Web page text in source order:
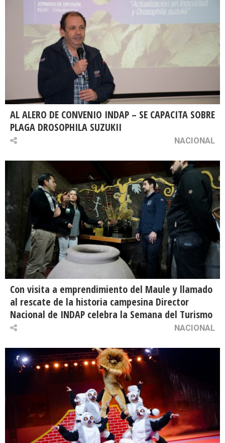
AL ALERO DE CONVENIO INDAP – SE CAPACITA SOBRE
PLAGA DROSOPHILA SUZUKII
NACIONAL
Con visita a emprendimiento del Maule y llamado
al rescate de la historia campesina Director
Nacional de INDAP celebra la Semana del Turismo
NACIONAL